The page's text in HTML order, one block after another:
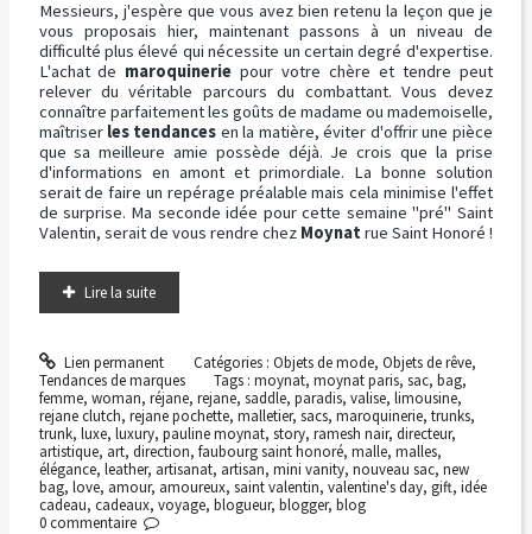
Messieurs, j'espère que vous avez bien retenu la leçon que je
vous proposais hier, maintenant passons à un niveau de
difficulté plus élevé qui nécessite un certain degré d'expertise.
L'achat de maroquinerie pour votre chère et tendre peut
relever du véritable parcours du combattant. Vous devez
connaître parfaitement les goûts de madame ou mademoiselle,
maîtriser les tendances en la matière, éviter d'offrir une pièce
que sa meilleure amie possède déjà. Je crois que la prise
d'informations en amont et primordiale. La bonne solution
serait de faire un repérage préalable mais cela minimise l'effet
de surprise. Ma seconde idée pour cette semaine "pré" Saint
Valentin, serait de vous rendre chez Moynatrue Saint Honoré !
Lire la suite
Lien permanent Catégories : Objets de mode, Objets de rêve,
Tendances de marques
Tags :moynat,moynat paris,sac,bag,
femme, woman, réjane, rejane, saddle, paradis, valise, limousine,
rejane clutch, rejane pochette, malletier, sacs, maroquinerie, trunks,
trunk, luxe, luxury, pauline moynat, story, ramesh nair, directeur,
artistique, art, direction, faubourg saint honoré, malle, malles,
élégance, leather, artisanat, artisan, mini vanity, nouveau sac, new
bag, love, amour, amoureux, saint valentin, valentine's day, gift, idée
cadeau, cadeaux, voyage, blogueur, blogger, blog
0 commentaire